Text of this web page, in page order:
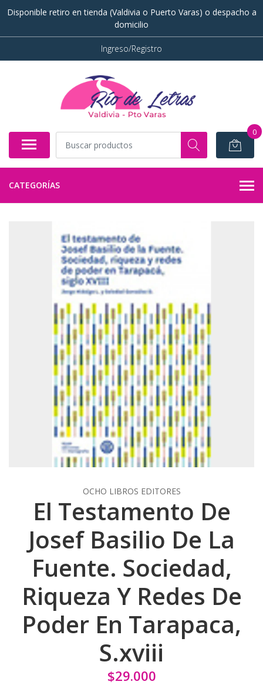
Disponible retiro en tienda (Valdivia o Puerto Varas) o despacho a
domicilio
Ingreso/Registro
0
CATEGORÍAS
OCHO LIBROS EDITORES
El Testamento De
Josef Basilio De La
Fuente. Sociedad,
Riqueza Y Redes De
Poder En Tarapaca,
S.xviii
$29.000